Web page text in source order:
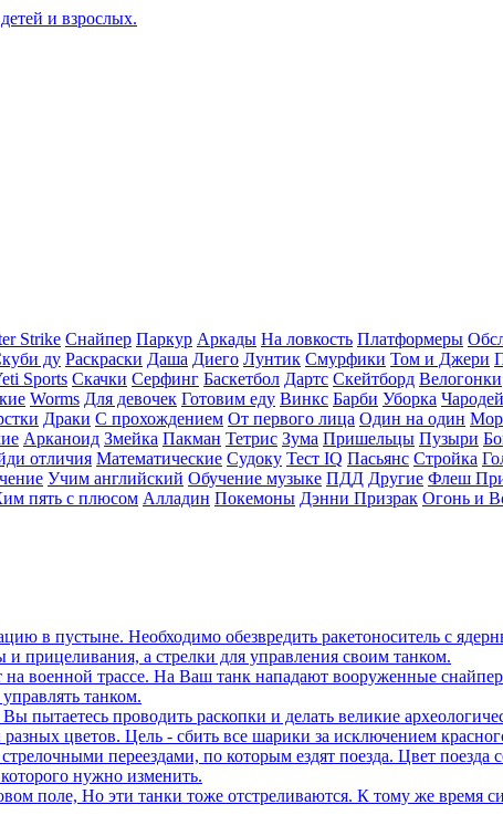
Strike Снайпер Паркур Аркады На ловкость Платформеры
ду Раскраски Даша Диего Лунтик Смурфики Том и Джери
Sports Скачки Серфинг Баскетбол Дартс Скейтборд Велогонки
Worms Для девочек Готовим еду Винкс Барби Уборка
Драки С прохождением От первого лица Один на один
Арканоид Змейка Пакман Тетрис Зума Пришельцы Пузыри
отличия Математические Судоку Тест IQ Пасьянс Стройка
Учим английский Обучение музыке ПДД Другие Флеш
пять с плюсом Алладин Покемоны Дэнни Призрак Огонь и